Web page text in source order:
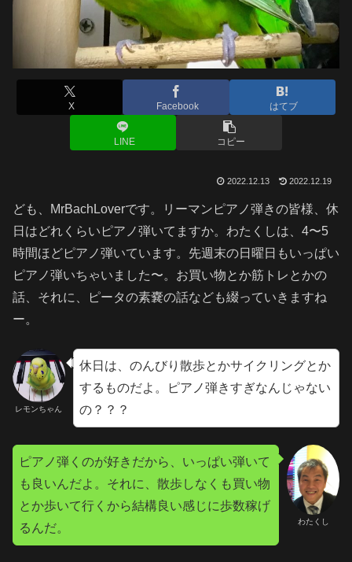
X Facebook はてブ
LINE コピー
2022.12.13 2022.12.19
ども、MrBachLoverです。リーマンピアノ弾きの皆様、休
日はどれくらいピアノ弾いてますか。わたくしは、4〜5
時間ほどピアノ弾いています。先週末の日曜日もいっぱい
ピアノ弾いちゃいました〜。お買い物とか筋トレとかの
話、それに、ピータの素嚢の話なども綴っていきますね
ー。
レモンちゃん
休日は、のんびり散歩とかサイクリングとか
するものだよ。ピアノ弾きすぎなんじゃない
の？？？
わたくし
ピアノ弾くのが好きだから、いっぱい弾いて
も良いんだよ。それに、散歩しなくも買い物
とか歩いて行くから結構良い感じに歩数稼げ
るんだ。